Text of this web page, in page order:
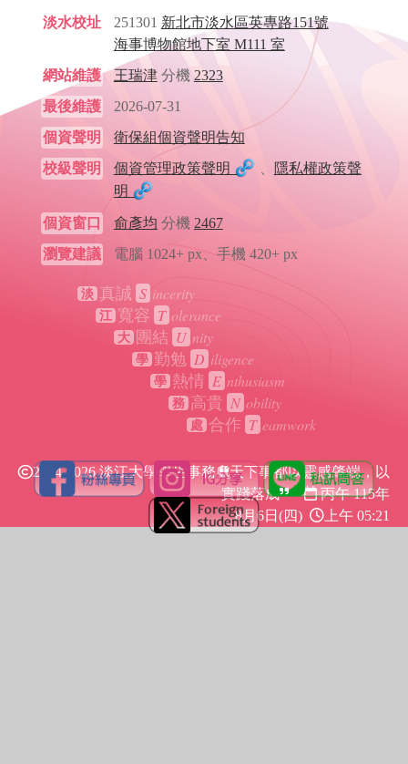
淡水校址 251301 新北市淡水區英專路151號
海事博物館地下室 M111 室
網站維護
王瑞津分機 2323
最後維護
2026-07-31
個資聲明
衛保組個資聲明告知
校級聲明
個資管理政策聲明
隱私權政策聲
明
個資窗口 俞彥均 分機 2467
瀏覽建議
電腦 1024+ px、手機 420+ px
淡 真誠 S incerity
江 寬容 T olerance
大 團結 U nity
學 勤勉 D iligence
學 熱情 E nthusiasm
務 高貴 N obility
處 合作 T eamwork
2024-2026 淡江大學學生事務處天下事都以靈感肇端，以
實踐落成
丙午 115年
8月6日(四)
上午 05:21